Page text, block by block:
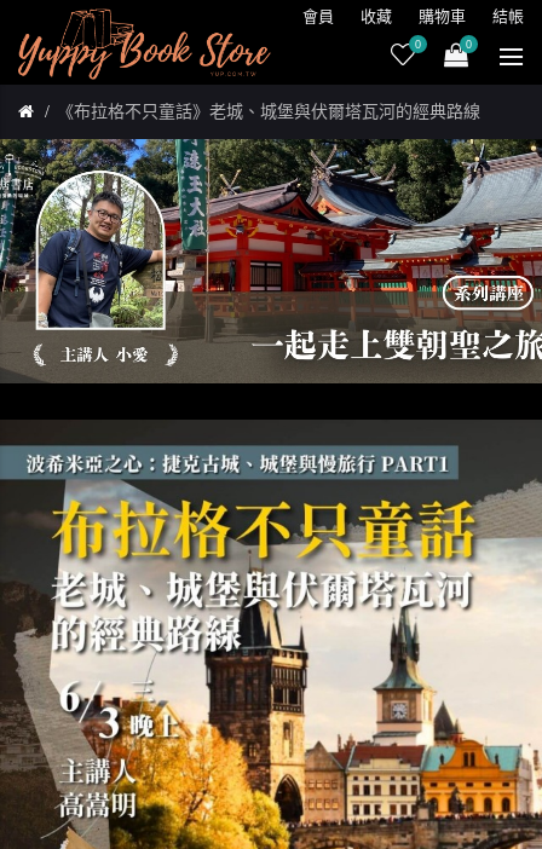
會員 收藏 購物車 結帳
0 0
《布拉格不只童話》老城、城堡與伏爾塔瓦河的經典路線